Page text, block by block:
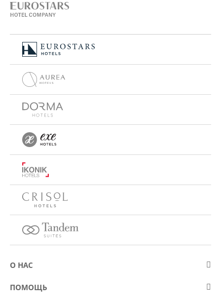
О НАС
О компании Eurostars Hotel Company
ПОМОЩЬ